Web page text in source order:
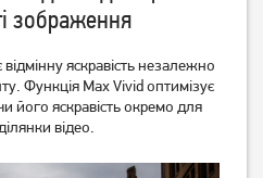
зображення
яскравість незалежно
Функція Max Vivid оптимізує
його яскравість окремо для
відео.